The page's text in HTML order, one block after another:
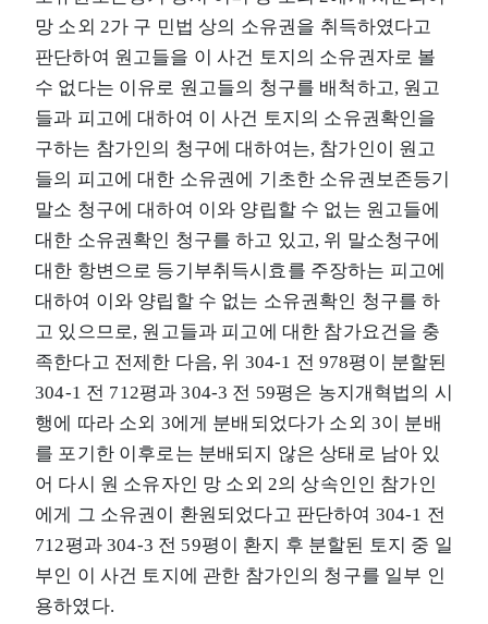
망 소외 2가 구 민법 상의 소유권을 취득하였다고
판단하여 원고들을 이 사건 토지의 소유권자로 볼
수 없다는 이유로 원고들의 청구를 배척하고, 원고
들과 피고에 대하여 이 사건 토지의 소유권확인을
구하는 참가인의 청구에 대하여는, 참가인이 원고
들의 피고에 대한 소유권에 기초한 소유권보존등기
말소 청구에 대하여 이와 양립할 수 없는 원고들에
대한 소유권확인 청구를 하고 있고, 위 말소청구에
대한 항변으로 등기부취득시효를 주장하는 피고에
대하여 이와 양립할 수 없는 소유권확인 청구를 하
고 있으므로, 원고들과 피고에 대한 참가요건을 충
족한다고 전제한 다음, 위 304-1 전 978평이 분할된
304-1 전 712평과 304-3 전 59평은 농지개혁법의 시
행에 따라 소외 3에게 분배되었다가 소외 3이 분배
를 포기한 이후로는 분배되지 않은 상태로 남아 있
어 다시 원 소유자인 망 소외 2의 상속인인 참가인
에게 그 소유권이 환원되었다고 판단하여 304-1 전
712평과 304-3 전 59평이 환지 후 분할된 토지 중 일
부인 이 사건 토지에 관한 참가인의 청구를 일부 인
용하였다.